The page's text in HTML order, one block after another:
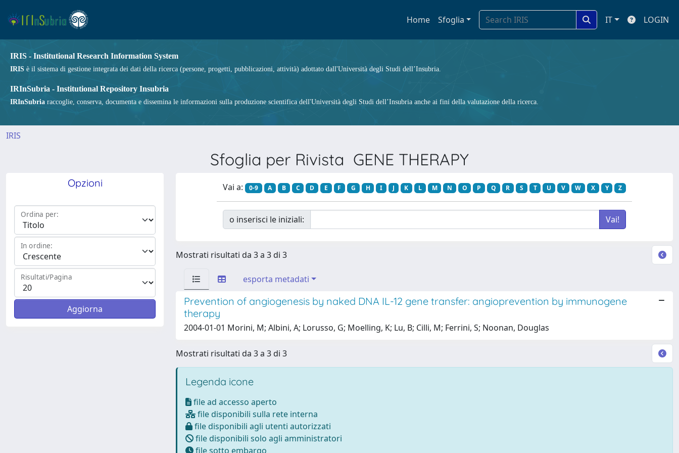
Home Sfoglia IT LOGIN
IRIS - Institutional Research Information System
IRIS è il sistema di gestione integrata dei dati della ricerca (persone, progetti, pubblicazioni, attività) adottato dall'Università degli Studi dell’Insubria.
IRInSubria - Institutional Repository Insubria
IRInSubria raccoglie, conserva, documenta e dissemina le informazioni sulla produzione scientifica dell'Università degli Studi dell’Insubria anche ai fini della valutazione della ricerca.
IRIS
Sfoglia per Rivista GENE THERAPY
Opzioni
Ordina per:
In ordine:
Risultati/Pagina
Vai a: 0-9 A B C D E F G H I J K L M N O P Q R S T U V W X Y Z
o inserisci le iniziali:
Mostrati risultati da 3 a 3 di 3
esporta metadati
Prevention of angiogenesis by naked DNA IL-12 gene transfer: angioprevention by immunogene
therapy
2004-01-01 Morini, M; Albini, A; Lorusso, G; Moelling, K; Lu, B; Cilli, M; Ferrini, S; Noonan, Douglas
Mostrati risultati da 3 a 3 di 3
Legenda icone
file ad accesso aperto
file disponibili sulla rete interna
file disponibili agli utenti autorizzati
file disponibili solo agli amministratori
file sotto embargo